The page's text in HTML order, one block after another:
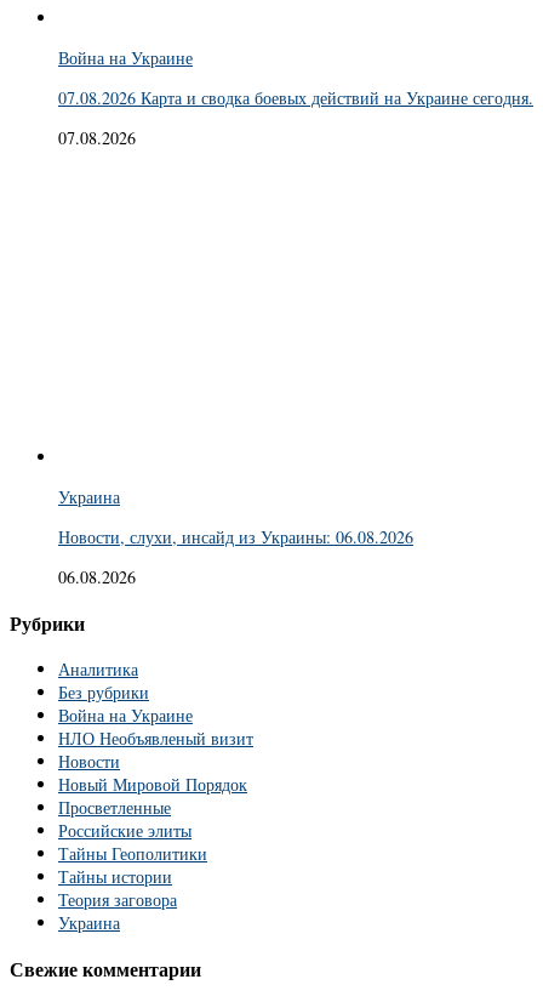
Война на Украине
07.08.2026 Карта и сводка боевых действий на Украине сегодня.
07.08.2026
Украина
Новости, слухи, инсайд из Украины: 06.08.2026
06.08.2026
Рубрики
Аналитика
Без рубрики
Война на Украине
НЛО Необъявленый визит
Новости
Новый Мировой Порядок
Просветленные
Российские элиты
Тайны Геополитики
Тайны истории
Теория заговора
Украина
Свежие комментарии